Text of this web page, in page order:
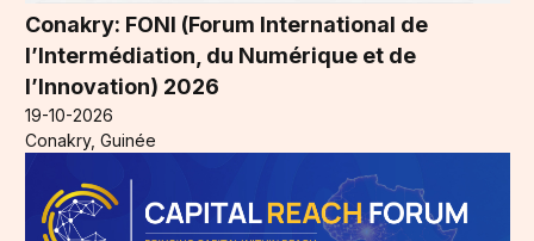
Conakry: FONI (Forum International de
l’Intermédiation, du Numérique et de
l’Innovation) 2026
19-10-2026
Conakry, Guinée